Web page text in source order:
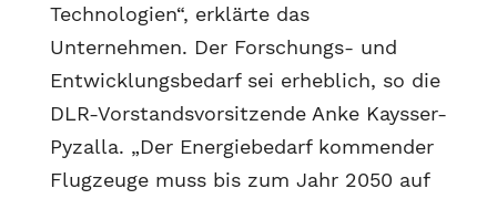
Technologien“, erklärte das
Unternehmen. Der Forschungs- und
Entwicklungsbedarf sei erheblich, so die
DLR-Vorstandsvorsitzende Anke Kaysser-
Pyzalla. „Der Energiebedarf kommender
Flugzeuge muss bis zum Jahr 2050 auf